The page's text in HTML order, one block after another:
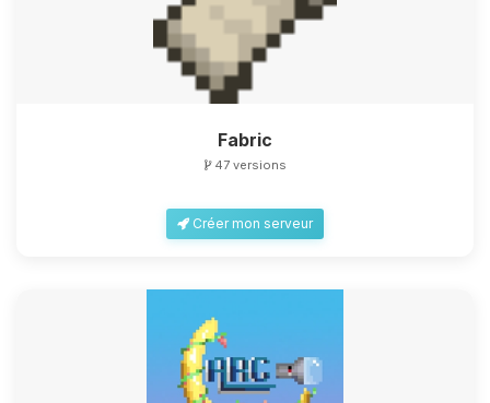
Fabric
47 versions
Créer mon serveur